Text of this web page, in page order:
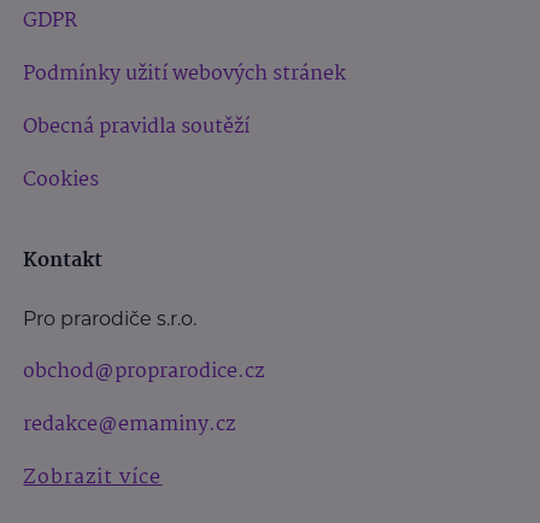
GDPR
Podmínky užití webových stránek
Obecná pravidla soutěží
Cookies
Kontakt
Pro prarodiče s.r.o.
obchod@proprarodice.cz
redakce@emaminy.cz
Zobrazit více